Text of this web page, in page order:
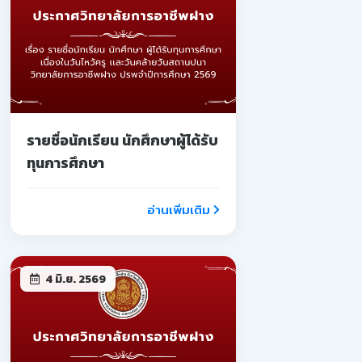
รายชื่อนักเรียน นักศึกษาผู้ได้รับ
ทุนการศึกษา
อ่านเพิ่มเติม
4 มิ.ย. 2569